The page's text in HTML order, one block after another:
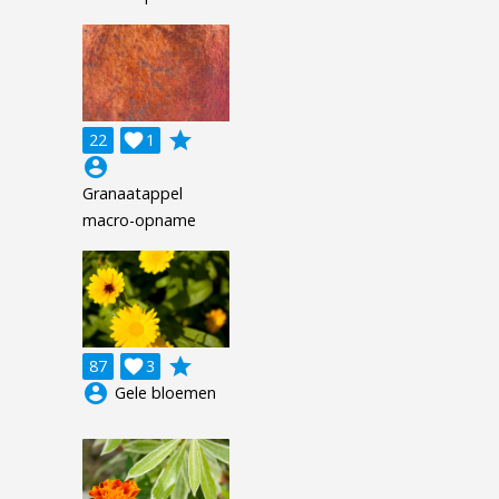
22 1

grade
account_circle
Granaatappel
macro-opname
87 3

grade
account_circle Gele bloemen